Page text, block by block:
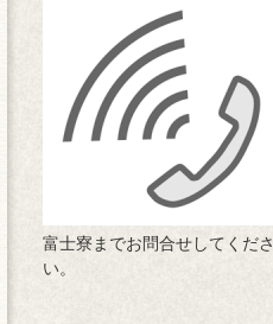
富士寮までお問合せしてくださ
い。